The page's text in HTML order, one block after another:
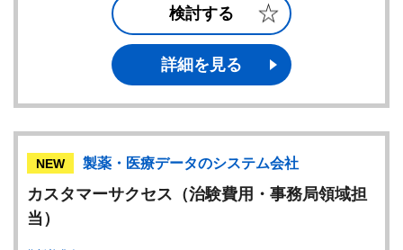
検討する
詳細を見る
NEW 製薬・医療データのシステム会社
カスタマーサクセス（治験費用・事務局領域担
当）